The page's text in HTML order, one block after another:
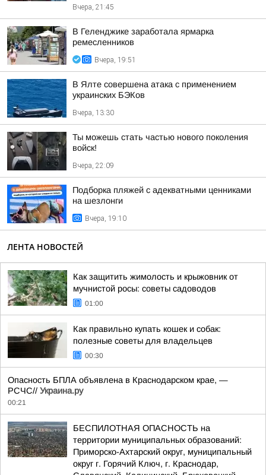
Вчера, 21:45
В Геленджике заработала ярмарка
ремесленников
Вчера, 19:51
В Ялте совершена атака с применением
украинских БЭКов
Вчера, 13:30
Ты можешь стать частью нового поколения
войск!
Вчера, 22:09
Подборка пляжей с адекватными ценниками
на шезлонги
Вчера, 19:10
ЛЕНТА НОВОСТЕЙ
Как защитить жимолость и крыжовник от
мучнистой росы: советы садоводов
01:00
Как правильно купать кошек и собак:
полезные советы для владельцев
00:30
Опасность БПЛА объявлена в Краснодарском крае, —
РСЧС// Украина.ру
00:21
БЕСПИЛОТНАЯ ОПАСНОСТЬ на
территории муниципальных образований:
Приморско-Ахтарский округ, муниципальный
округ г. Горячий Ключ, г. Краснодар,